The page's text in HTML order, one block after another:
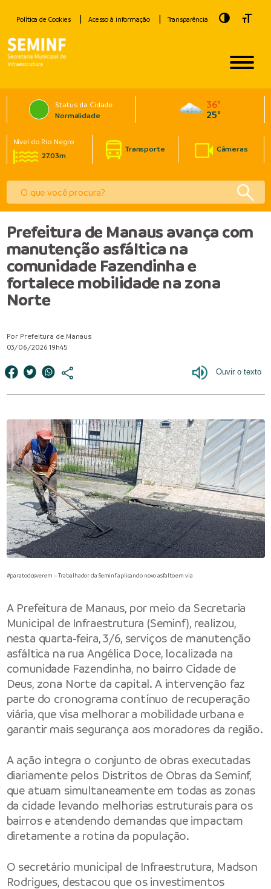
Política de Cookies Acesso à informação Transparência Toggle
Status da Cidade
Normalidade
36°
25°
Nível do Rio Negro
27.03m
Transporte Câmeras
Prefeitura de Manaus avança com
manutenção asfáltica na
comunidade Fazendinha e
fortalece mobilidade na zona
Norte
Por Prefeitura de Manaus
03/06/2026 19h45
#paratodosverem – Trabalhador da Seminf aplicando novo asfalto em via
A Prefeitura de Manaus, por meio da Secretaria
Municipal de Infraestrutura (Seminf), realizou,
nesta quarta-feira, 3/6, serviços de manutenção
asfáltica na rua Angélica Doce, localizada na
comunidade Fazendinha, no bairro Cidade de
Deus, zona Norte da capital. A intervenção faz
parte do cronograma contínuo de recuperação
viária, que visa melhorar a mobilidade urbana e
garantir mais segurança aos moradores da região.
A ação integra o conjunto de obras executadas
diariamente pelos Distritos de Obras da Seminf,
que atuam simultaneamente em todas as zonas
da cidade levando melhorias estruturais para os
bairros e atendendo demandas que impactam
diretamente a rotina da população.
O secretário municipal de Infraestrutura, Madson
Rodrigues, destacou que os investimentos